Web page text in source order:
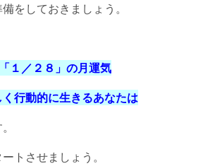
をしておきましょう。
／２８」の月運気
行動的に生きるあなたは
トさせましょう。